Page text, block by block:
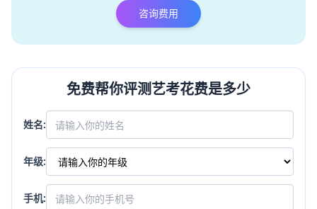
咨询费用
免费帮你评测艺考花费是多少
姓名:
年级:
手机: